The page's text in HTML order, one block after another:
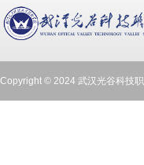
Copyright © 2024 武汉光谷科技